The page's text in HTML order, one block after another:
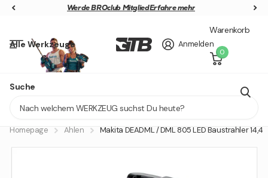
Werde BROclub MitgliedErfahre mehr
Werde BROclub Mitglied
Alle Werkzeuge
Suche
Anmelden
Warenkorb
0
Lieferung in 1 - 2 Tagen
Homepage Ahlen Makita DEADML / DML 805 LED Baustrahler 14,4